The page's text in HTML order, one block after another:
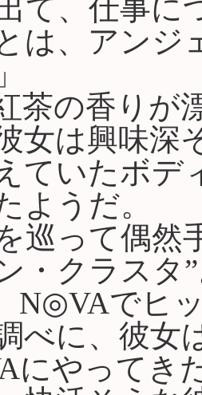
て、仕事に
は、アン
茶の香りが
女は興味深
ていたボデ
ようだ。
巡って偶然
・クラスタ
N◎VAでヒ
べに、彼女
にやってき